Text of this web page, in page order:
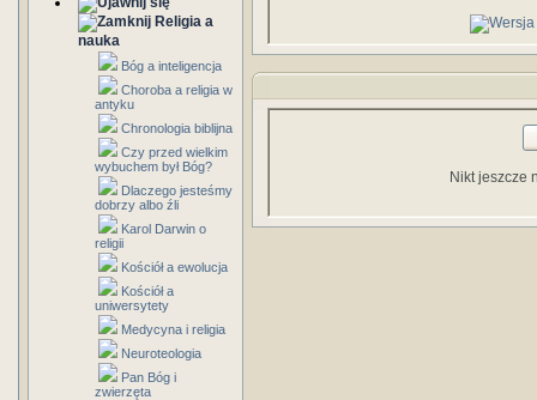
Religia a
nauka
Bóg a inteligencja
Choroba a religia w
antyku
Chronologia biblijna
Czy przed wielkim
wybuchem był Bóg?
Dlaczego jesteśmy
dobrzy albo źli
Karol Darwin o
religii
Kościół a ewolucja
Kościół a
uniwersytety
Medycyna i religia
Neuroteologia
Pan Bóg i
zwierzęta
Nikt jeszcze